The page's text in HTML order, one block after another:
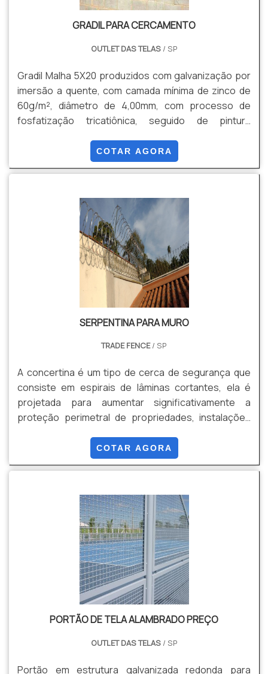
GRADIL PARA CERCAMENTO
OUTLET DAS TELAS/ SP
Gradil Malha 5X20 produzidos com galvanização por
imersão a quente, com camada mínima de zinco de
60g/m², diâmetro de 4,00mm, com processo de
fosfatização tricatiônica, seguido de pintura
mínima de 120µm(micras), podendo ser as alturas de
1,03, 1,53, 2,03 e 2,43.
COTAR AGORA
SERPENTINA PARA MURO
TRADE FENCE/ SP
A concertina é um tipo de cerca de segurança que
consiste em espirais de lâminas cortantes, ela é
projetada para aumentar significativamente a
proteção perimetral de propriedades, instalações
outros locais que necessitam de segurança robusta
contra invasões. Suas Vantagens são: Eficiência de
Diferentes Ambientes, Durabilidade e Resistência,
Baixa Manutenção, Rápida Implementação,
Versatilidade de Aplicações, Conformidade com
Normas de Segurança, entre outras
COTAR AGORA
PORTÃO DE TELA ALAMBRADO PREÇO
OUTLET DAS TELAS/ SP
Portão em estrutura galvanizada redonda para